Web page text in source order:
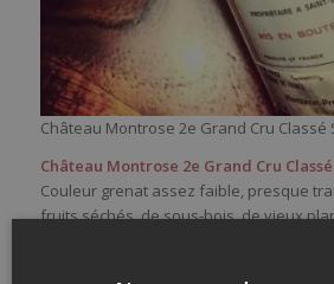
Château Montrose 2e Grand Cru Classé
Château Montrose 2e Grand Cru
Couleur grenat assez faible, presque
fruits séchés, de sous-bois, de vieux